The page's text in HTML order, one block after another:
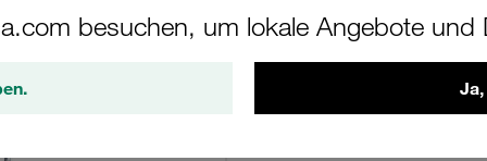
besuchen, um lokale Angebote und
Nickel